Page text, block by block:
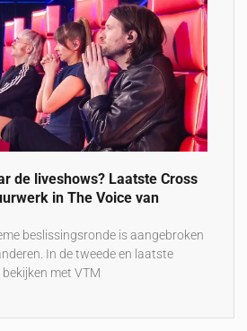
de liveshows? Laatste Cross
in The Voice van
beslissingsronde is aangebroken
In de tweede en laatste
met VTM